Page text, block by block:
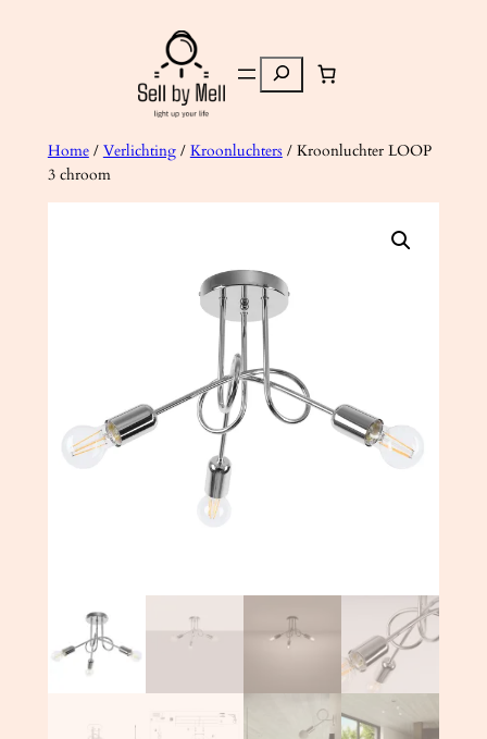
Zoeken
Home/ Verlichting/ Kroonluchters/ Kroonluchter LOOP
3 chroom